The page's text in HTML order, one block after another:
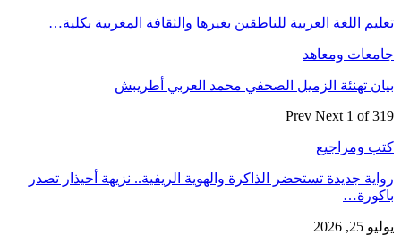
تعليم اللغة العربية للناطقين بغيرها والثقافة المغربية بكلية…
جامعات ومعاهد
بيان تهنئة الزميل الصحفي محمد العربي أطريبش
Prev Next 1 of 319
كتب ومراجيع
رواية جديدة تستحضر الذاكرة والهوية الريفية.. نزيهة أحيذار تصدر
باكورة…
يوليو 25, 2026